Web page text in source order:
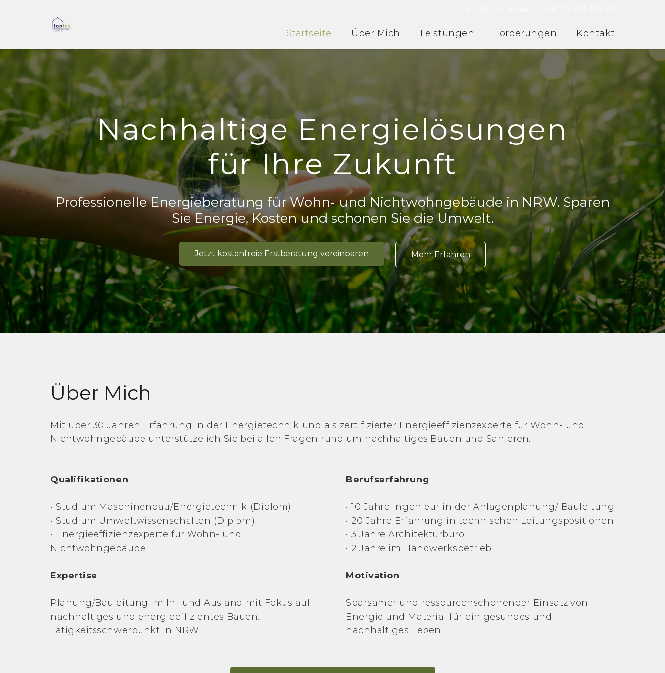
Startseite Über Mich Leistungen Förderungen Kontakt
Nachhaltige Energielösungen
für Ihre Zukunft
Professionelle Energieberatung für Wohn- und Nichtwohngebäude in NRW. Sparen
Sie Energie, Kosten und schonen Sie die Umwelt.
Jetzt kostenfreie Erstberatung vereinbaren Mehr Erfahren
Über Mich
Mit über 30 Jahren Erfahrung in der Energietechnik und als zertifizierter Energieeffizienzexperte für Wohn- und
Nichtwohngebäude unterstütze ich Sie bei allen Fragen rund um nachhaltiges Bauen und Sanieren.
Qualifikationen
• Studium Maschinenbau/Energietechnik (Diplom)
• Studium Umweltwissenschaften (Diplom)
• Energieeffizienzexperte für Wohn- und
Nichtwohngebäude
Expertise
Planung/Bauleitung im In- und Ausland mit Fokus auf
nachhaltiges und energieeffizientes Bauen.
Tätigkeitsschwerpunkt in NRW.
Berufserfahrung
• 10 Jahre Ingenieur in der Anlagenplanung/ Bauleitung
• 20 Jahre Erfahrung in technischen Leitungspositionen
•3 Jahre Architekturbüro
• 2 Jahre im Handwerksbetrieb
Motivation
Sparsamer und ressourcenschonender Einsatz von
Energie und Material für ein gesundes und
nachhaltiges Leben.